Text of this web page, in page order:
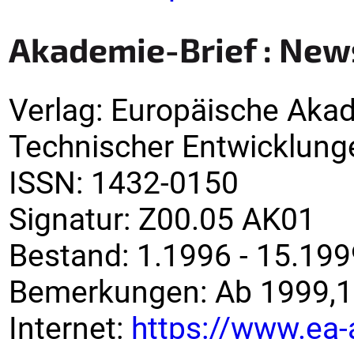
Akademie-Brief :
Verlag: Europäische
Technischer
ISSN: 1432-0150
Signatur: Z00.05 AK01
Bestand: 1.1996 -
Bemerkungen: Ab
Internet: https://